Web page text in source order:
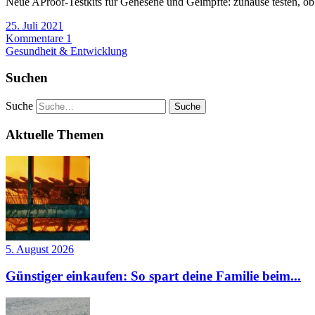
25. Juli 2021
Kommentare 1
Gesundheit & Entwicklung
Suchen
Suche
Aktuelle Themen
5. August 2026
Günstiger einkaufen: So spart deine Familie beim...